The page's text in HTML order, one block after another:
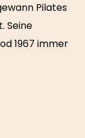
Pilates
Seine
1967 immer